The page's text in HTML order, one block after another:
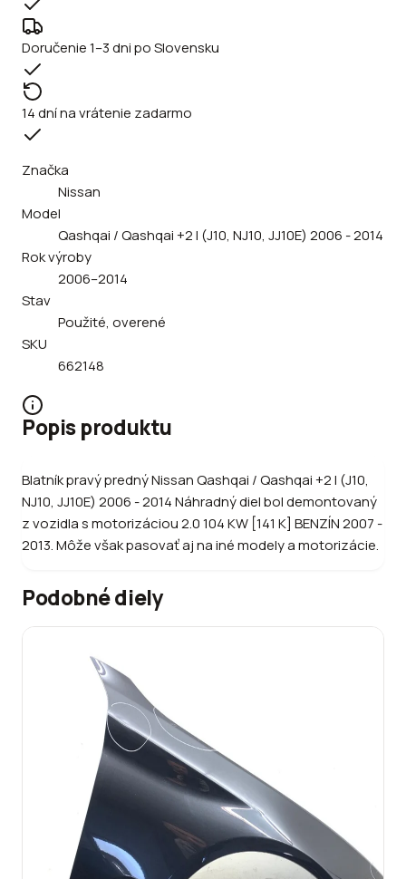
Doručenie 1–3 dni po Slovensku
14 dní na vrátenie zadarmo
Značka
Nissan
Model
Qashqai / Qashqai +2 I (J10, NJ10, JJ10E) 2006 - 2014
Rok výroby
2006–2014
Stav
Použité, overené
SKU
662148
Popis produktu
Blatník pravý predný Nissan Qashqai / Qashqai +2 I (J10,
NJ10, JJ10E) 2006 - 2014 Náhradný diel bol demontovaný
z vozidla s motorizáciou 2.0 104 KW [141 K] BENZÍN 2007 -
2013. Môže však pasovať aj na iné modely a motorizácie.
Podobné diely